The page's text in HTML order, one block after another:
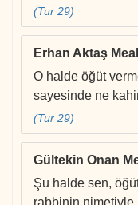
(Tur 29)
Erhan Aktaş
O halde öğüt
sayesinde ne
(Tur 29)
Gültekin Onan
Şu halde sen,